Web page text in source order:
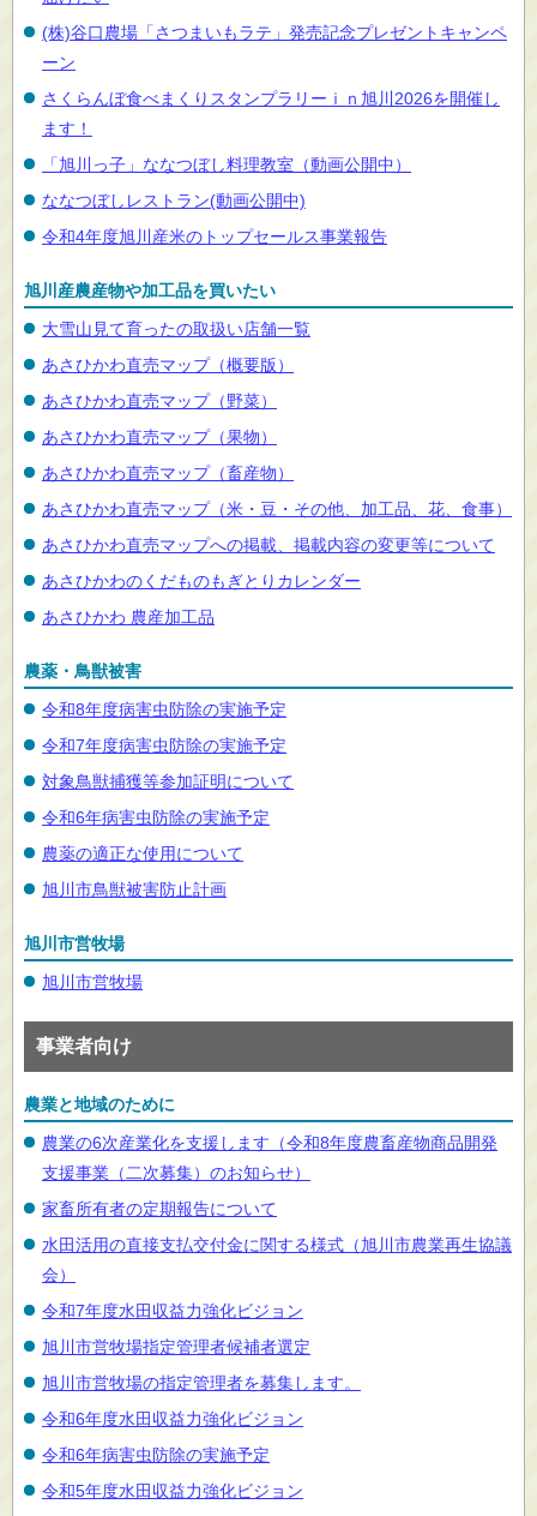
(株)谷口農場「さつまいもラテ」発売記念プレゼントキャンペ
ーン
さくらんぼ食べまくりスタンプラリーｉｎ旭川2026を開催し
ます！
「旭川っ子」ななつぼし料理教室（動画公開中）
ななつぼしレストラン(動画公開中)
令和4年度旭川産米のトップセールス事業報告
旭川産農産物や加工品を買いたい
大雪山見て育ったの取扱い店舗一覧
あさひかわ直売マップ（概要版）
あさひかわ直売マップ（野菜）
あさひかわ直売マップ（果物）
あさひかわ直売マップ（畜産物）
あさひかわ直売マップ（米・豆・その他、加工品、花、食事）
あさひかわ直売マップへの掲載、掲載内容の変更等について
あさひかわのくだものもぎとりカレンダー
あさひかわ 農産加工品
農薬・鳥獣被害
令和8年度病害虫防除の実施予定
令和7年度病害虫防除の実施予定
対象鳥獣捕獲等参加証明について
令和6年病害虫防除の実施予定
農薬の適正な使用について
旭川市鳥獣被害防止計画
旭川市営牧場
旭川市営牧場
事業者向け
農業と地域のために
農業の6次産業化を支援します（令和8年度農畜産物商品開発
支援事業（二次募集）のお知らせ）
家畜所有者の定期報告について
水田活用の直接支払交付金に関する様式（旭川市農業再生協議
会）
令和7年度水田収益力強化ビジョン
旭川市営牧場指定管理者候補者選定
旭川市営牧場の指定管理者を募集します。
令和6年度水田収益力強化ビジョン
令和6年病害虫防除の実施予定
令和5年度水田収益力強化ビジョン